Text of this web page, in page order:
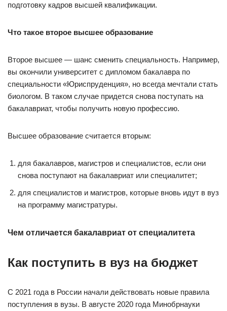
подготовку кадров высшей квалификации.
Что такое второе высшее образование
Второе высшее — шанс сменить специальность. Например,
вы окончили университет с дипломом бакалавра по
специальности «Юриспруденция», но всегда мечтали стать
биологом. В таком случае придется снова поступать на
бакалавриат, чтобы получить новую профессию.
Высшее образование считается вторым:
для бакалавров, магистров и специалистов, если они
снова поступают на бакалавриат или специалитет;
для специалистов и магистров, которые вновь идут в вуз
на программу магистратуры.
Чем отличается бакалавриат от специалитета
Как поступить в вуз на бюджет
С 2021 года в России начали действовать новые правила
поступления в вузы. В августе 2020 года Минобрнауки